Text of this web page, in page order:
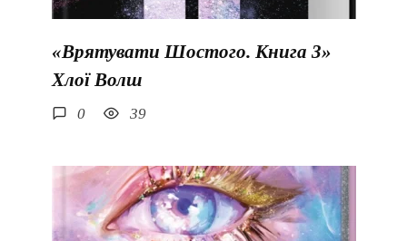
«Врятувати Шостого. Книга 3»
Хлої Волш
0 39